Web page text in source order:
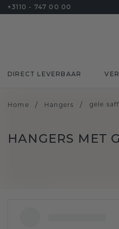
+3110 - 747 00 00
DIRECT LEVERBAAR
Home / Hangers / gele
HANGERS MET